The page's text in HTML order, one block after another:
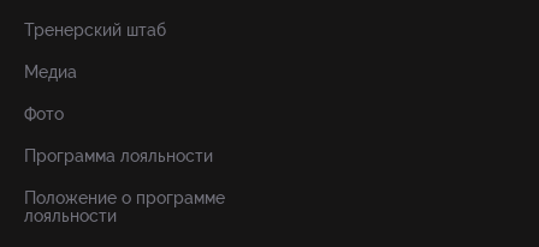
Тренерский штаб
Медиа
Фото
Программа лояльности
Положение о программе
лояльности